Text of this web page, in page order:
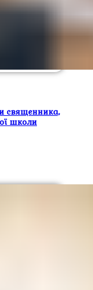
священника,
школи